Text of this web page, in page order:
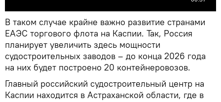
В таком случае крайне важно развитие странами
ЕАЭС торгового флота на Каспии. Так, Россия
планирует увеличить здесь мощности
судостроительных заводов – до конца 2026 года
на них будет построено 20 контейнеровозов.
Главный российский судостроительный центр на
Каспии находится в Астраханской области, где в